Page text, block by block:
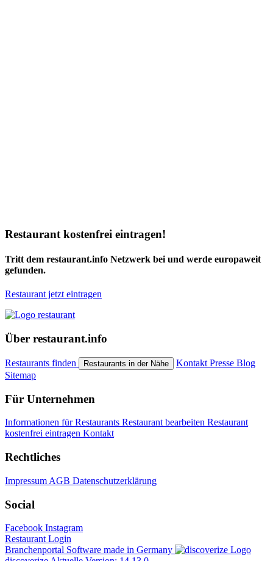
Restaurant kostenfrei eintragen!
Tritt dem restaurant.info Netzwerk bei und werde europaweit
gefunden.
Restaurant jetzt eintragen
Über restaurant.info
Restaurants finden Restaurants in der Nähe Kontakt Presse Blog
Sitemap
Für Unternehmen
Informationen für Restaurants Restaurant bearbeiten Restaurant
kostenfrei eintragen Kontakt
Rechtliches
Impressum AGB Datenschutzerklärung
Social
Facebook Instagram
Restaurant Login
Branchenportal Software made in Germany